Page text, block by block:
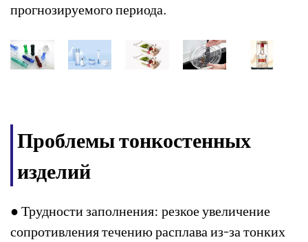
прогнозируемого периода.
Проблемы тонкостенных
изделий
● Трудности заполнения: резкое увеличение
сопротивления течению расплава из-за тонких